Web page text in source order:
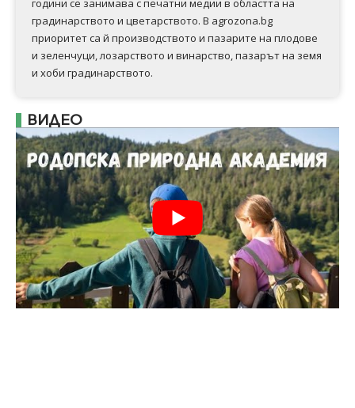
години се занимава с печатни медии в областта на
градинарството и цветарството. В agrozona.bg
приоритет са й производството и пазарите на плодове
и зеленчуци, лозарството и винарство, пазарът на земя
и хоби градинарството.
ВИДЕО